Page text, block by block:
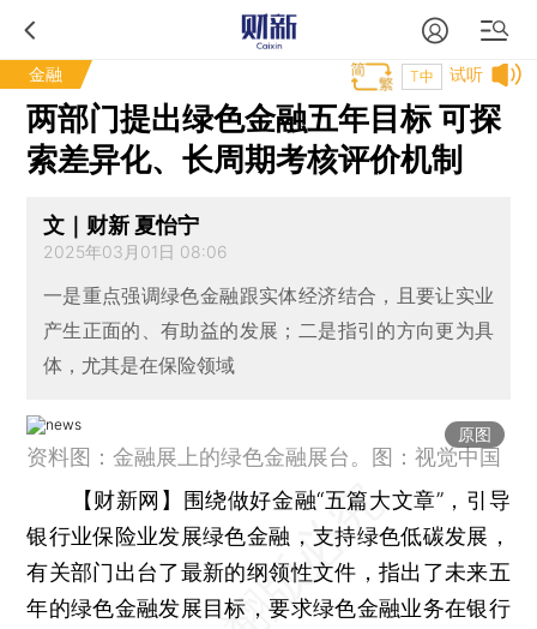
金融 试听
T中
两部门提出绿色金融五年目标 可探
索差异化、长周期考核评价机制
文｜财新 夏怡宁
2025年03月01日 08:06
一是重点强调绿色金融跟实体经济结合，且要让实业
产生正面的、有助益的发展；二是指引的方向更为具
体，尤其是在保险领域
原图
资料图：金融展上的绿色金融展台。图：视觉中国
【财新网】
围绕做好金融“五篇大文章”，引导
银行业保险业发展绿色金融，支持绿色低碳发展，
有关部门出台了最新的纲领性文件，指出了未来五
年的绿色金融发展目标，要求绿色金融业务在银行